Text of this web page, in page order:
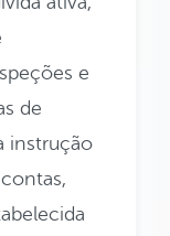
e
de
instrução